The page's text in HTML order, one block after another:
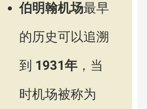
伯明翰机场最早
的历史可以追溯
到 1931年 ，当
时机场被称为